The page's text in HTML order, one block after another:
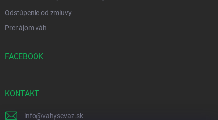
Odstúpenie od zmluvy
Prenájom váh
FACEBOOK
KONTAKT
info@vahysevaz.sk